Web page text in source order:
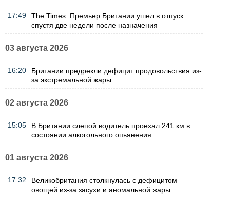
17:49
The Times: Премьер Британии ушел в отпуск
спустя две недели после назначения
03 августа 2026
16:20
Британии предрекли дефицит продовольствия из-
за экстремальной жары
02 августа 2026
15:05
В Британии слепой водитель проехал 241 км в
состоянии алкогольного опьянения
01 августа 2026
17:32
Великобритания столкнулась с дефицитом
овощей из-за засухи и аномальной жары